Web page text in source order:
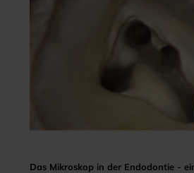
Das Mikroskop in der Endodontie -